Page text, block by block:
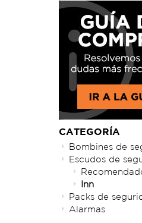
CATEGORÍA
Bombines de
Escudos de
Inn
Packs de
Alarmas